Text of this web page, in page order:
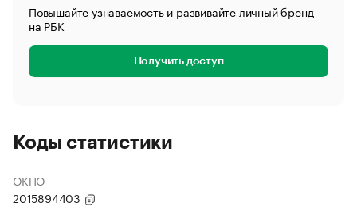
Повышайте узнаваемость и развивайте личный бренд
на РБК
Получить доступ
Коды статистики
ОКПО
2015894403